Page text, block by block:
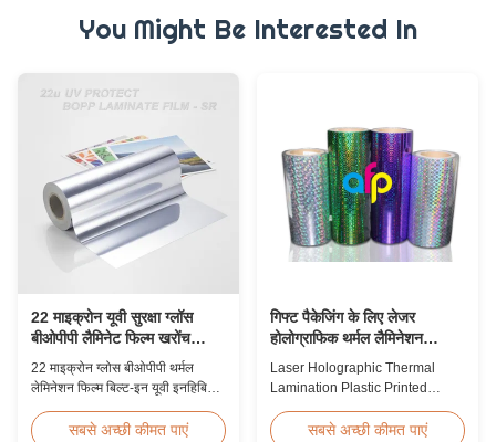
You Might Be Interested In
22 माइक्रोन यूवी सुरक्षा ग्लॉस
बीओपीपी लैमिनेट फिल्म खरोंच
प्रतिरोधी
22 माइक्रोन ग्लोस बीओपीपी थर्मल
लेमिनेशन फिल्म बिल्ट-इन यूवी इनहिबिटर,
चौड़ाई और ≥92% ऑप्टिकल स्पष्टता के
सबसे अच्छी कीमत पाएं
गिफ्ट पैकेजिंग के लिए लेजर
होलोग्राफिक थर्मल लैमिनेशन
प्लास्टिक प्रिंटेड मेटलाइज्ड फिल्म
Laser Holographic Thermal
Lamination Plastic Printed
Packaging Product Overview
सबसे अच्छी कीमत पाएं